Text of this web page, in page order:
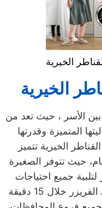
الخيرية
الخيرية
الأسر ، حيث تعد من
المتميزة وقدرتها
الخيرية تتميز
حيث تتوفر الصغيرة
جميع احتياجات
المستخدم . يمكنك تجميد أي شيء في الفريزر خلال 15 دقيقة